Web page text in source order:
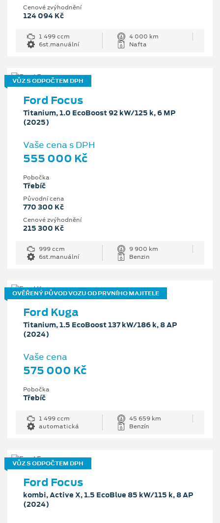
Cenové zvýhodnění
124 094 Kč
1 499 ccm
4 000 km
6st.manuální
Nafta
VŮZ S ODPOČTEM DPH
Ford Focus
Titanium, 1.0 EcoBoost 92 kW/125 k, 6 MP
(2025)
Vaše cena s DPH
555 000 Kč
Pobočka
Třebíč
Původní cena
770 300 Kč
Cenové zvýhodnění
215 300 Kč
999 ccm
9 900 km
6st.manuální
Benzin
OVĚŘENÝ PŮVOD VOZU OD PRVNÍHO MAJITELE
Ford Kuga
Titanium, 1.5 EcoBoost 137 kW/186 k, 8 AP
(2024)
Vaše cena
575 000 Kč
Pobočka
Třebíč
1 499 ccm
45 659 km
automatická
Benzín
VŮZ S ODPOČTEM DPH
Ford Focus
kombi, Active X, 1.5 EcoBlue 85 kW/115 k, 8 AP
(2024)